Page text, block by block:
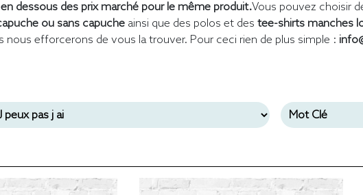
dessous des prix marché pour le même produit.Vous pouvez choisir
ou sans capuche ainsi que des polos et des tee-shirts manches
nous efforcerons de vous la trouver. Pour ceci rien de plus simple :